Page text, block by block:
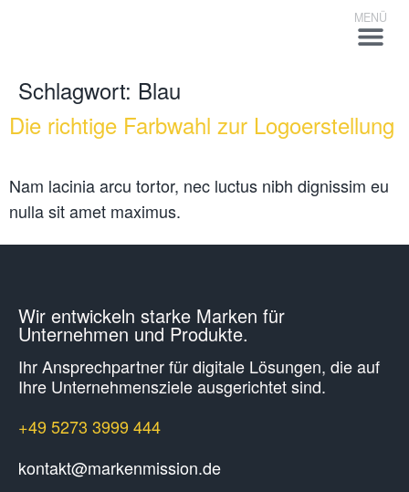
Schlagwort: Blau
Die richtige Farbwahl zur Logoerstellung
Nam lacinia arcu tortor, nec luctus nibh dignissim eu
nulla sit amet maximus.
Wir entwickeln starke Marken für
Unternehmen und Produkte.
Ihr Ansprechpartner für digitale Lösungen, die auf
Ihre Unternehmens­ziele ausgerichtet sind.
+49 5273 3999 444
kontakt@markenmission.de